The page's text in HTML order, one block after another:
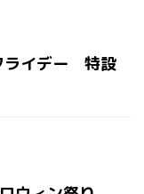
ライデー 特設